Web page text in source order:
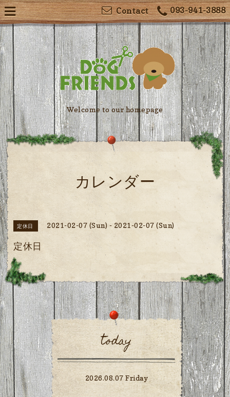
093-941-3888
Contact
Welcome to our homepage
カレンダー
定休日 2021-02-07 (Sun) - 2021-02-07 (Sun)
定休日
today
2026.08.07 Friday